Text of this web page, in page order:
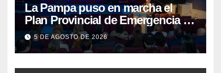
La Pampa puso en marcha el
Plan Provincial de Emergencia en
Salud Mental
5 DE AGOSTO DE 2026